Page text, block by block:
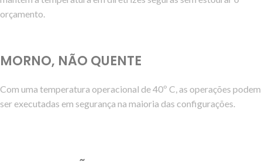
orçamento.
MORNO, NÃO QUENTE
Com uma temperatura operacional de 40º C, as operações podem
ser executadas em segurança na maioria das configurações.